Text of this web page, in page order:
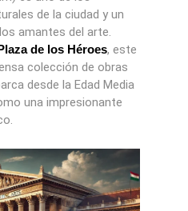
de la ciudad y un
amantes del arte.
de los Héroes, este
colección de obras
desde la Edad Media
una impresionante